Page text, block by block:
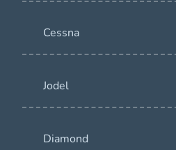
Cessna
Jodel
Diamond